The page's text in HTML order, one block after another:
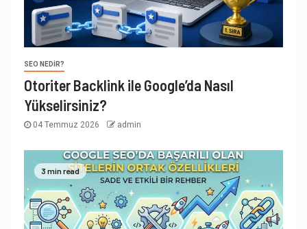
SEO NEDIR?
Otoriter Backlink ile Google’da Nasıl
Yükselirsiniz?
04 Temmuz 2026 admin
3 min read